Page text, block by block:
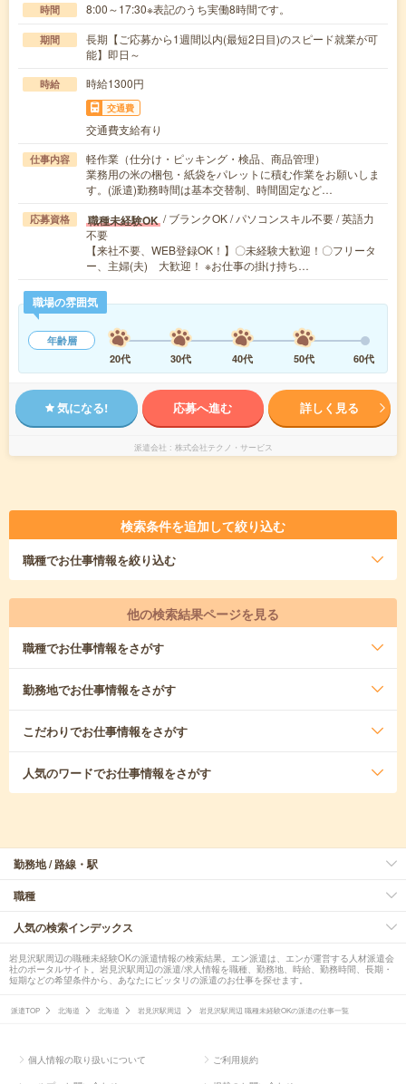
時間 8:00～17:30※表記のうち実働8時間です。
期間
長期【ご応募から1週間以内(最短2日目)のスピード就業が可
能】即日～
時給 時給1300円
交通費
交通費支給有り
仕事内容
軽作業（仕分け・ピッキング・検品、商品管理）
業務用の米の梱包・紙袋をパレットに積む作業をお願いしま
す。(派遣)勤務時間は基本交替制、時間固定など…
応募資格 職種未経験OK / ブランクOK / パソコンスキル不要 / 英語力
不要
【来社不要、WEB登録OK！】〇未経験大歓迎！〇フリータ
ー、主婦(夫) 大歓迎！ ※お仕事の掛け持ち…
職場の雰囲気
年齢層
20代
30代 40代 50代 60代
気になる! 応募へ進む 詳しく見る
派遣会社 株式会社テクノ・サービス
検索条件を追加して絞り込む
職種でお仕事情報を絞り込む
他の検索結果ページを見る
職種でお仕事情報をさがす
勤務地でお仕事情報をさがす
こだわりでお仕事情報をさがす
人気のワードでお仕事情報をさがす
勤務地 / 路線・駅
職種
人気の検索インデックス
岩見沢駅周辺の職種未経験OKの派遣情報の検索結果。エン派遣は、エンが運営する人材派遣会
社のポータルサイト。岩見沢駅周辺の派遣/求人情報を職種、勤務地、時給、勤務時間、長期・
短期などの希望条件から、あなたにピッタリの派遣のお仕事を探せます。
派遣TOP 北海道 北海道 岩見沢駅周辺 岩見沢駅周辺 職種未経験OKの派遣の仕事一覧
個人情報の取り扱いについて ご利用規約